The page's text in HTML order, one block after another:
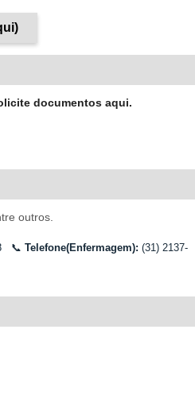
documentos aqui.
outros.
📞 Telefone(Enfermagem): (31) 2137-